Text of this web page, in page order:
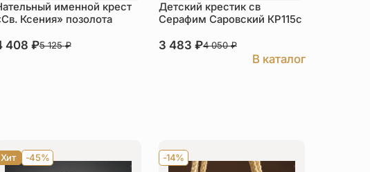
именной крест
Ксения» позолота
408 ₽5 125₽
Детский крестик св
Серафим Саровский КР115c
3 483 ₽4 050₽
В каталог
Хит -45% -14%